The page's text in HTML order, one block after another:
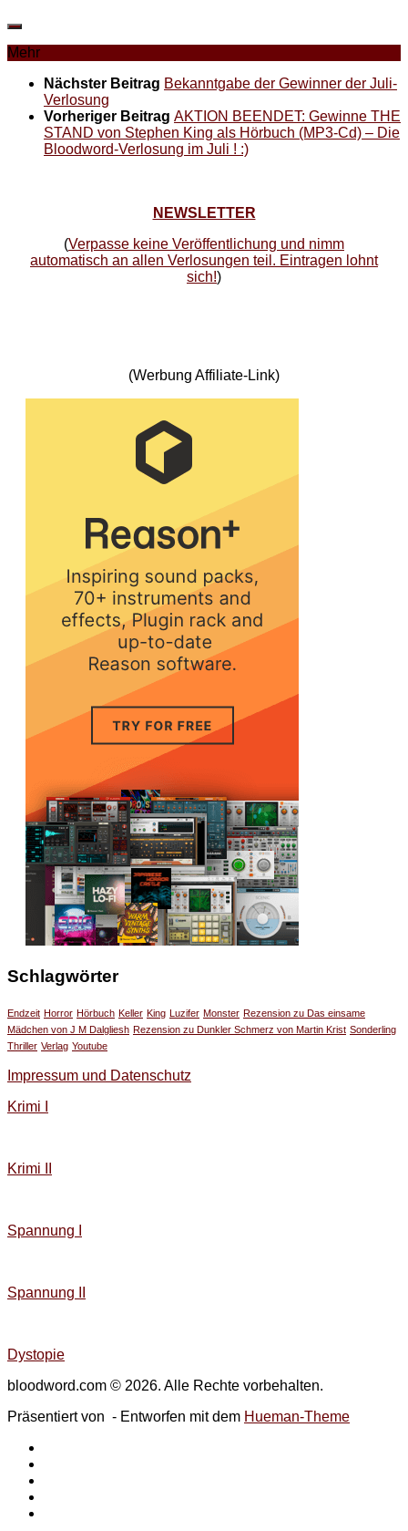
Mehr
Nächster Beitrag Bekanntgabe der Gewinner der Juli-
Verlosung
Vorheriger Beitrag AKTION BEENDET: Gewinne THE
STAND von Stephen King als Hörbuch (MP3-Cd) – Die
Bloodword-Verlosung im Juli ! :)
NEWSLETTER
(Verpasse keine Veröffentlichung und nimm
automatisch an allen Verlosungen teil. Eintragen lohnt
sich!)
(Werbung Affiliate-Link)
Schlagwörter
Endzeit Horror Hörbuch Keller King Luzifer Monster Rezension zu Das einsame
Mädchen von J M Dalgliesh Rezension zu Dunkler Schmerz von Martin Krist Sonderling
Thriller Verlag Youtube
Impressum und Datenschutz
Krimi I
Krimi II
Spannung I
Spannung II
Dystopie
bloodword.com © 2026. Alle Rechte vorbehalten.
Präsentiert von - Entworfen mit dem Hueman-Theme